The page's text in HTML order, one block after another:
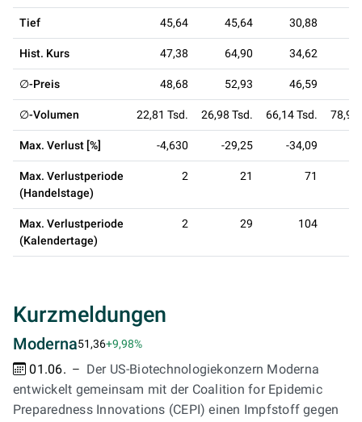
Tief 45,64 45,64 30,88
Hist. Kurs 47,38 64,90 34,62
∅-Preis 48,68 52,93 46,59
∅-Volumen 22,81 Tsd. 26,98 Tsd. 66,14 Tsd. 78,94
Max. Verlust [%] -4,630 -29,25 -34,09
Max. Verlustperiode
(Handelstage)
2 21 71
Max. Verlustperiode
(Kalendertage)
2 29 104
Kurzmeldungen
Moderna51,36+9,98%
01.06.
Der US-Biotechnologiekonzern Moderna
entwickelt gemeinsam mit der Coalition for Epidemic
Preparedness Innovations (CEPI) einen Impfstoff gegen